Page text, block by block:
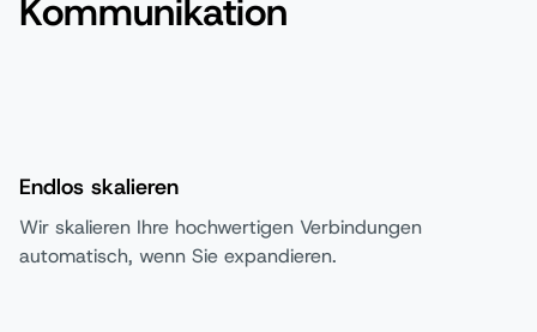
Kommunikation
Endlos skalieren
Wir skalieren Ihre hochwertigen Verbindungen
automatisch, wenn Sie expandieren.